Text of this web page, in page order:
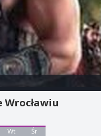
Wrocławiu
Wt
Śr